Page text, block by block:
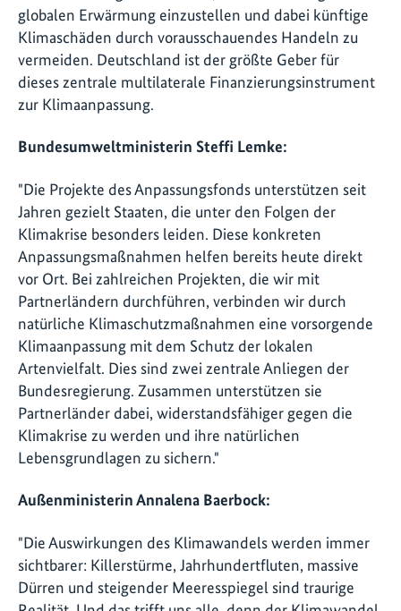
globalen Erwärmung einzustellen und dabei künftige
Klimaschäden durch vorausschauendes Handeln zu
vermeiden. Deutschland ist der größte Geber für
dieses zentrale multilaterale Finanzierungsinstrument
zur Klimaanpassung.
Bundesumweltministerin Steffi Lemke:
"Die Projekte des Anpassungsfonds unterstützen seit
Jahren gezielt Staaten, die unter den Folgen der
Klimakrise besonders leiden. Diese konkreten
Anpassungsmaßnahmen helfen bereits heute direkt
vor Ort. Bei zahlreichen Projekten, die wir mit
Partnerländern durchführen, verbinden wir durch
natürliche Klimaschutzmaßnahmen eine vorsorgende
Klimaanpassung mit dem Schutz der lokalen
Artenvielfalt. Dies sind zwei zentrale Anliegen der
Bundesregierung. Zusammen unterstützen sie
Partnerländer dabei, widerstandsfähiger gegen die
Klimakrise zu werden und ihre natürlichen
Lebensgrundlagen zu sichern."
Außenministerin Annalena Baerbock:
"Die Auswirkungen des Klimawandels werden immer
sichtbarer: Killerstürme, Jahrhundertfluten, massive
Dürren und steigender Meeresspiegel sind traurige